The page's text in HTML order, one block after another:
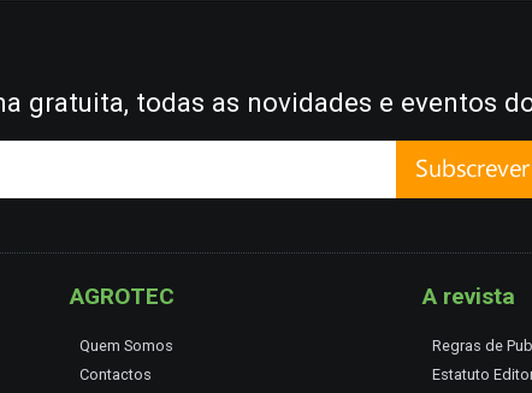
gratuita, todas as novidades e eventos
AGROTEC
Quem Somos
Contactos
A revista
Regras de
Estatuto